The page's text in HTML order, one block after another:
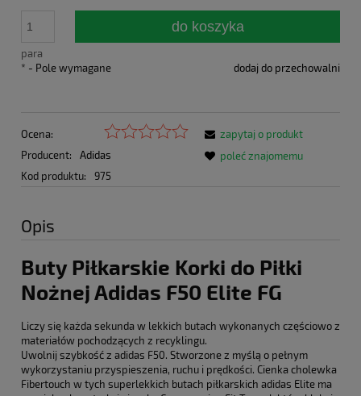
para
do koszyka
dodaj do przechowalni
* - Pole wymagane
Ocena:
Producent:
Adidas
Kod produktu:
975
zapytaj o produkt
poleć znajomemu
Opis
Buty Piłkarskie Korki do Piłki
Nożnej Adidas F50 Elite FG
Liczy się każda sekunda w lekkich butach wykonanych częściowo z
materiałów pochodzących z recyklingu.
Uwolnij szybkość z adidas F50. Stworzone z myślą o pełnym
wykorzystaniu przyspieszenia, ruchu i prędkości. Cienka cholewka
Fibertouch w tych superlekkich butach piłkarskich adidas Elite ma